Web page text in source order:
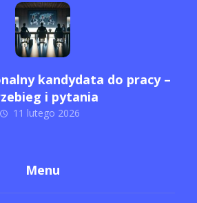
kandydata do pracy –
i pytania
11 lutego 2026
Menu